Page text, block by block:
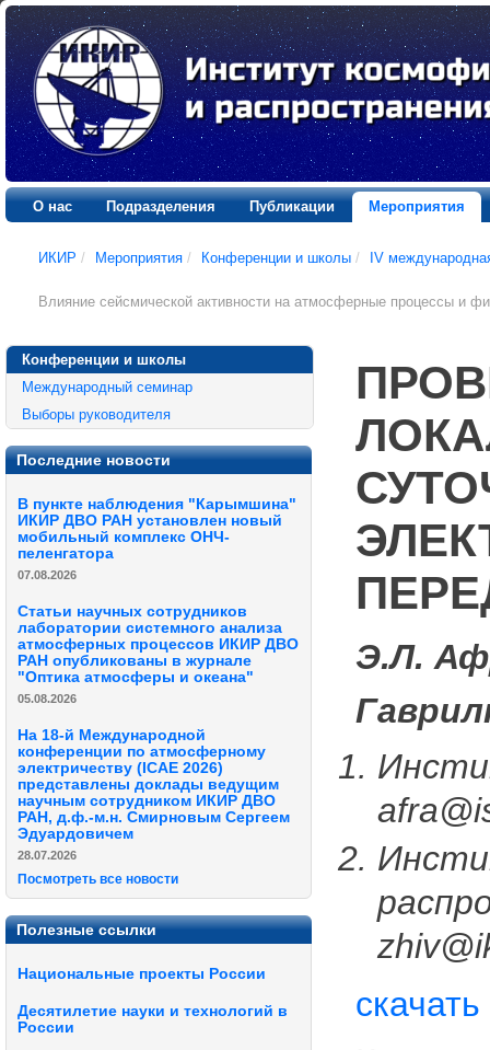
О нас Подразделения Публикации Мероприятия
ИКИР / Мероприятия / Конференции и школы / IV
Влияние сейсмической активности на атмосферные процессы и
Конференции и школы
Международный семинар
Выборы руководителя
Последние новости
В пункте наблюдения "Карымшина"
ИКИР ДВО РАН установлен новый
мобильный комплекс ОНЧ-
пеленгатора
07.08.2026
Статьи научных сотрудников
лаборатории системного анализа
атмосферных процессов ИКИР ДВО
РАН опубликованы в журнале
"Оптика атмосферы и океана"
05.08.2026
На 18-й Международной
конференции по атмосферному
электричеству (ICAE 2026)
представлены доклады ведущим
научным сотрудником ИКИР ДВО
РАН, д.ф.-м.н. Смирновым Сергеем
Эдуардовичем
28.07.2026
Посмотреть все новости
Полезные ссылки
Национальные проекты России
Десятилетие науки и технологий в
России
Э.Л.
скачать